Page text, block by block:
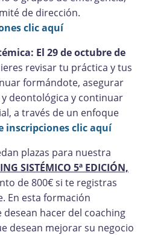
de dirección.
clic aquí
El 29 de octubre de
revisar tu práctica y tus
formándote, asegurar
deontológica y continuar
a través de un enfoque
inscripciones clic aquí
plazas para nuestra
SISTÉMICO 5ª EDICIÓN,
de 800€ si te registras
En esta formación
hacer del coaching
desean mejorar su negocio